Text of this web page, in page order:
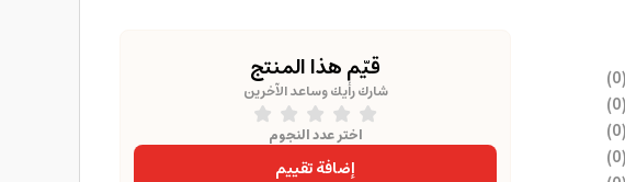
(
0
)
(
0
)
(
0
)
(
0
)
قيّم هذا المنتج
شارك رأيك وساعد الآخرين
اختر عدد النجوم
إضافة تقييم